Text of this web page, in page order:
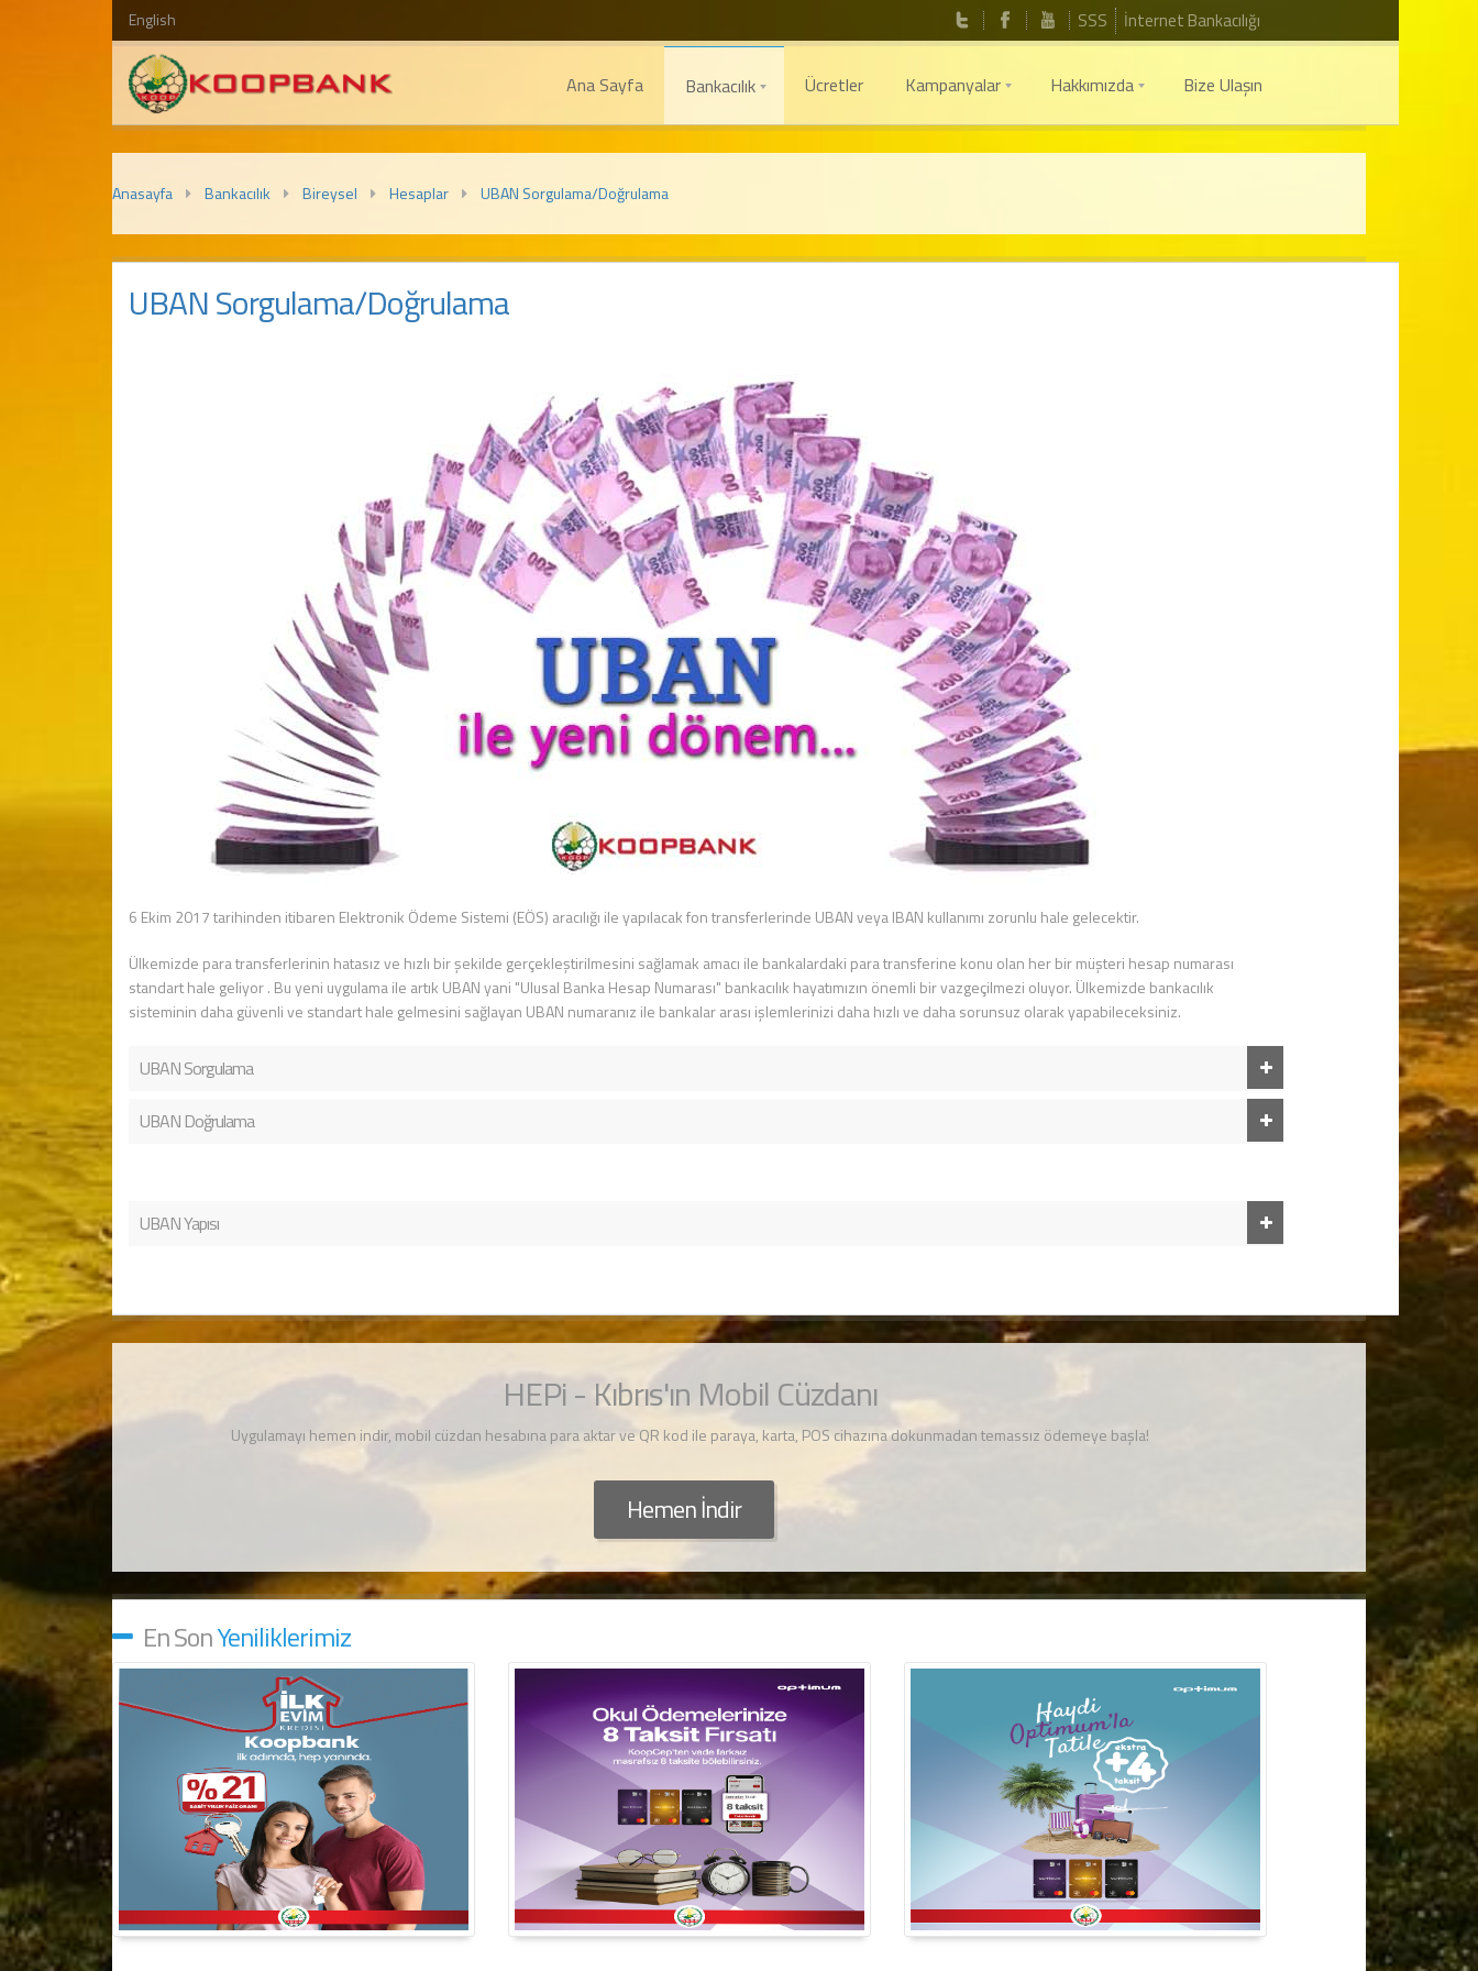
English SSS İnternet Bankacılığı
Ana Sayfa Bankacılık Ücretler Kampanyalar Hakkımızda Bize Ulaşın
Anasayfa Bankacılık Bireysel Hesaplar UBAN Sorgulama/Doğrulama
UBAN Sorgulama/Doğrulama
6 Ekim 2017 tarihinden itibaren Elektronik Ödeme Sistemi (EÖS) aracılığı ile yapılacak fon transferlerinde UBAN veya IBAN kullanımı zorunlu hale gelecektir.
Ülkemizde para transferlerinin hatasız ve hızlı bir şekilde gerçekleştirilmesini sağlamak amacı ile bankalardaki para transferine konu olan her bir müşteri hesap numarası
standart hale geliyor . Bu yeni uygulama ile artık UBAN yani "Ulusal Banka Hesap Numarası" bankacılık hayatımızın önemli bir vazgeçilmezi oluyor. Ülkemizde bankacılık
sisteminin daha güvenli ve standart hale gelmesini sağlayan UBAN numaranız ile bankalar arası işlemlerinizi daha hızlı ve daha sorunsuz olarak yapabileceksiniz.
UBAN Sorgulama
UBAN Doğrulama
UBAN Yapısı
HEPi - Kıbrıs'ın Mobil Cüzdanı
Uygulamayı hemen indir, mobil cüzdan hesabına para aktar ve QR kod ile paraya, karta, POS cihazına dokunmadan temassız ödemeye başla!
Hemen İndir
En SonYeniliklerimiz